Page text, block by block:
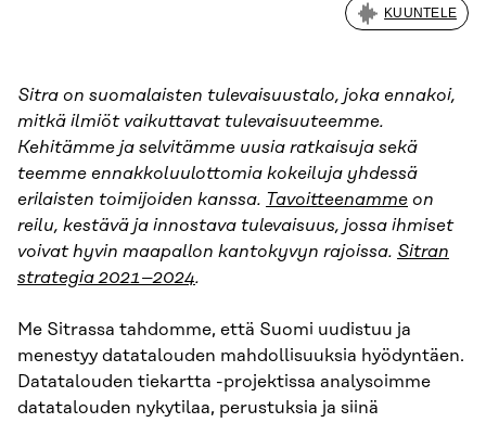
KUUNTELE
Sitra on suomalaisten tulevaisuustalo, joka ennakoi,
mitkä ilmiöt vaikuttavat tulevaisuuteemme.
Kehitämme ja selvitämme uusia ratkaisuja sekä
teemme ennakkoluulottomia kokeiluja yhdessä
erilaisten toimijoiden kanssa. Tavoitteenamme on
reilu, kestävä ja innostava tulevaisuus, jossa ihmiset
voivat hyvin maapallon kantokyvyn rajoissa. Sitran
strategia 2021–2024.
Me Sitrassa tahdomme, että Suomi uudistuu ja
menestyy datatalouden mahdollisuuksia hyödyntäen.
Datatalouden tiekartta -projektissa analysoimme
datatalouden nykytilaa, perustuksia ja siinä